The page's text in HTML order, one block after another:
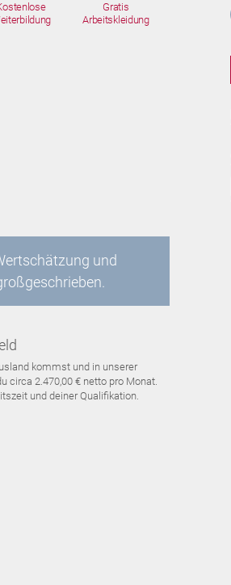
Gratis
Arbeitskleidung
und
kommst und in unserer
circa 2.470,00 € netto pro Monat.
und deiner Qualifikation.